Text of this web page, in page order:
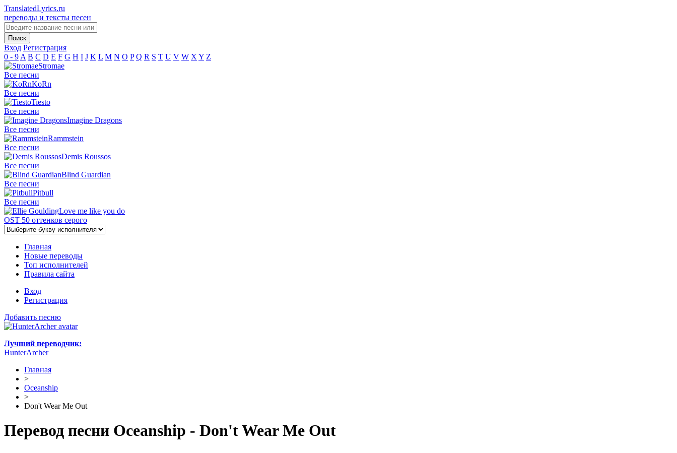
TranslatedLyrics.ru
переводы и тексты песен
Вход Регистрация
0 - 9 A B C D E F G H I J K L M N O P Q R S T U V W X Y Z
Stromae
Все песни
KoRn
Все песни
Tiesto
Все песни
Imagine Dragons
Все песни
Rammstein
Все песни
Demis Roussos
Все песни
Blind Guardian
Все песни
Pitbull
Все песни
Love me like you do
OST 50 оттенков серого
Главная
Новые переводы
Топ исполнителей
Правила сайта
Вход
Регистрация
Добавить песню
Лучший переводчик:
HunterArcher
Главная
>
Oceanship
>
Don't Wear Me Out
Перевод песни Oceanship - Don't Wear Me Out